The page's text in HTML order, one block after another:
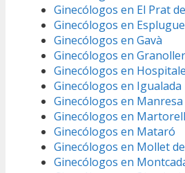
Ginecólogos en El Prat
Ginecólogos en
Ginecólogos en Gavà
Ginecólogos en
Ginecólogos en
Ginecólogos en Igualada
Ginecólogos en Manresa
Ginecólogos en Martorell
Ginecólogos en Mataró
Ginecólogos en Mollet
Ginecólogos en